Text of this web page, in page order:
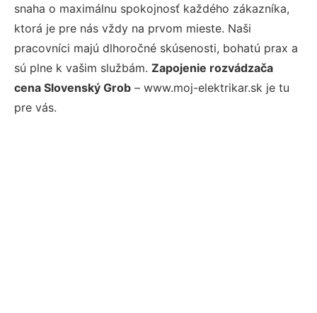
snaha o maximálnu spokojnosť každého zákazníka,
ktorá je pre nás vždy na prvom mieste. Naši
pracovníci majú dlhoročné skúsenosti, bohatú prax a
sú plne k vašim službám. Zapojenie rozvádzača
cena Slovenský Grob – www.moj-elektrikar.sk je tu
pre vás.